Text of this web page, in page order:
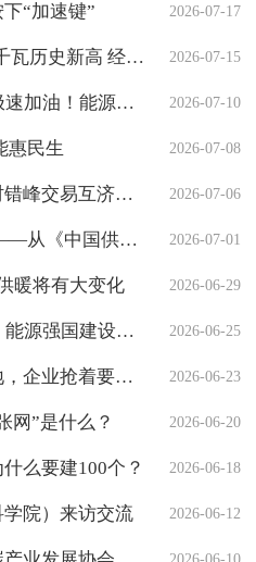
“加速键” 2026-07-17
众清凉度夏用电需求得到有效保障 2026-07-15
跑出风雨保供“加速度” 2026-07-10
惠民生 2026-07-08
峰度夏用电总体有保障 2026-07-06
》看电力服务高质量发展 2026-07-01
暖将有大变化 2026-06-29
建设迈出关键一步 2026-06-25
业抢着要绿电 2026-06-23
网”是什么？ 2026-06-20
么要建100个？ 2026-06-18
院）来访交流 2026-06-12